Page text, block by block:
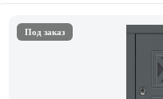
Под заказ